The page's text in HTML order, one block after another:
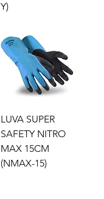
Y)
LUVA SUPER
SAFETY NITRO
MAX 15CM
(NMAX-15)